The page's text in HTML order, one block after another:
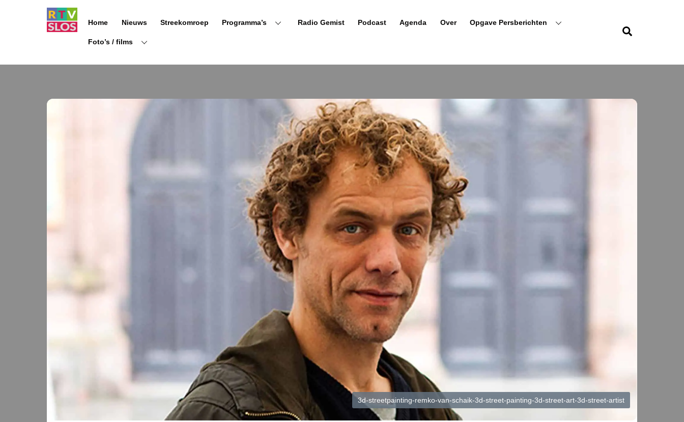
Home Nieuws Streekomroep Programma’s Radio Gemist Podcast Agenda Over Opgave Persberichten
Foto’s / films
3d-streetpainting-remko-van-schaik-3d-street-painting-3d-street-art-3d-street-artist